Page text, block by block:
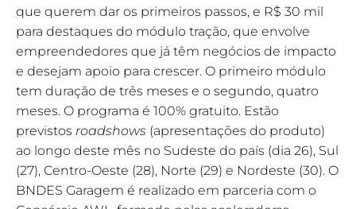
que querem dar os primeiros passos, e R$ 30 mil
para destaques do módulo tração, que envolve
empreendedores que já têm negócios de impacto
e desejam apoio para crescer. O primeiro módulo
tem duração de três meses e o segundo, quatro
meses. O programa é 100% gratuito. Estão
previstos roadshows (apresentações do produto)
ao longo deste mês no Sudeste do país (dia 26), Sul
(27), Centro-Oeste (28), Norte (29) e Nordeste (30). O
BNDES Garagem é realizado em parceria com o